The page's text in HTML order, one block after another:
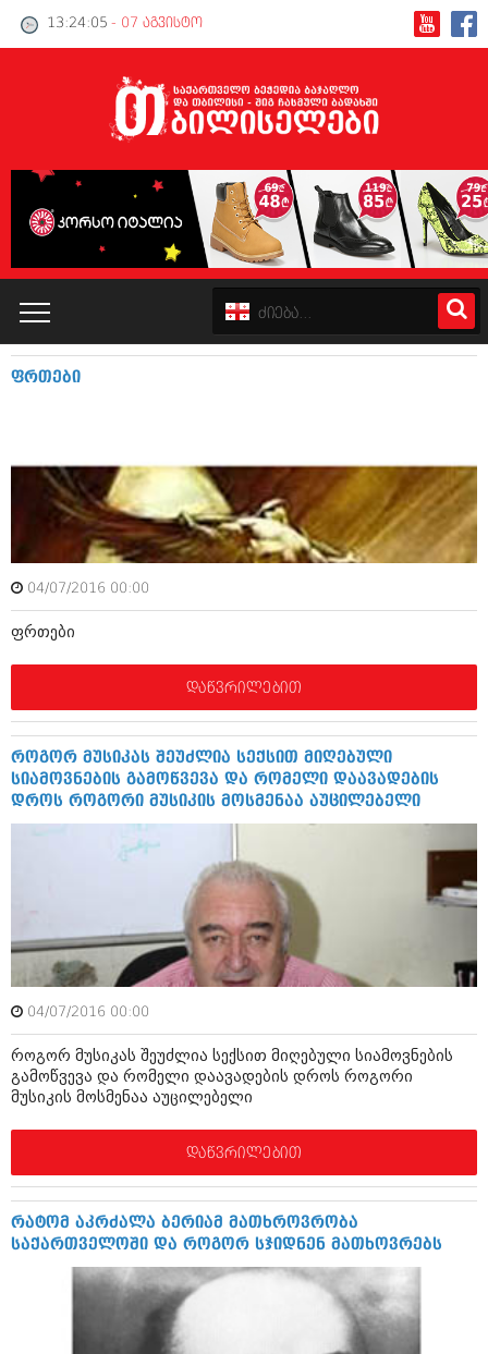
13:24:06 - 07 აგვისტო
პოლიტიკა
ინტერვიუები
საზოგადოება
მოდი, ვილაპარაკოთ
მოდა + დიზაინი
კადრს მიღმა
ავტორჩევები
ბელადები
თემიდას სასწორი
იუმორი
კალეიდოსკოპი
ჰოროსკოპი და შეუცნობელი
კატალოგი
ინტერვიუები
ამბები
საზოგადოება
მოდი, ვილაპარაკოთ
მედიცინა
სპორტი
კადრს მიღმა
კულინარია
ბელადები
ბიზნესსიახლეები
გვარები
თემიდას სასწორი
ჰოროსკოპი და შეუცნობელი
კრიმინალი
რომანი და დეტექტივი
სახალისო ამბები
ფრთები
04/07/2016 00:00
ფრთები
დაწვრილებით
როგორ მუსიკას შეუძლია სექსით მიღებული
სიამოვნების გამოწვევა და რომელი დაავადების
დროს როგორი მუსიკის მოსმენაა აუცილებელი
04/07/2016 00:00
როგორ მუსიკას შეუძლია სექსით მიღებული სიამოვნების
გამოწვევა და რომელი დაავადების დროს როგორი
მუსიკის მოსმენაა აუცილებელი
დაწვრილებით
რატომ აკრძალა ბერიამ მათხროვრობა
საქართველოში და როგორ სჯიდნენ მათხოვრებს